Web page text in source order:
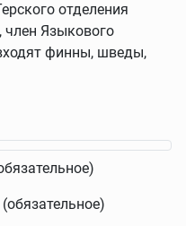
отделения
член Языкового
финны, шведы,
(обязательное)